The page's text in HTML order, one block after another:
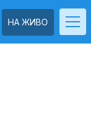
НА ЖИВО